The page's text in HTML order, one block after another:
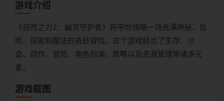
游戏介绍
《自然之力2：幽灵守护者》将带你领略一场充满神秘、危
险、探索和魔法的奇妙冒险。这个游戏结合了生存、沙
盒、动作、冒险、角色扮演、策略以及资源管理等诸多元
素。
游戏截图